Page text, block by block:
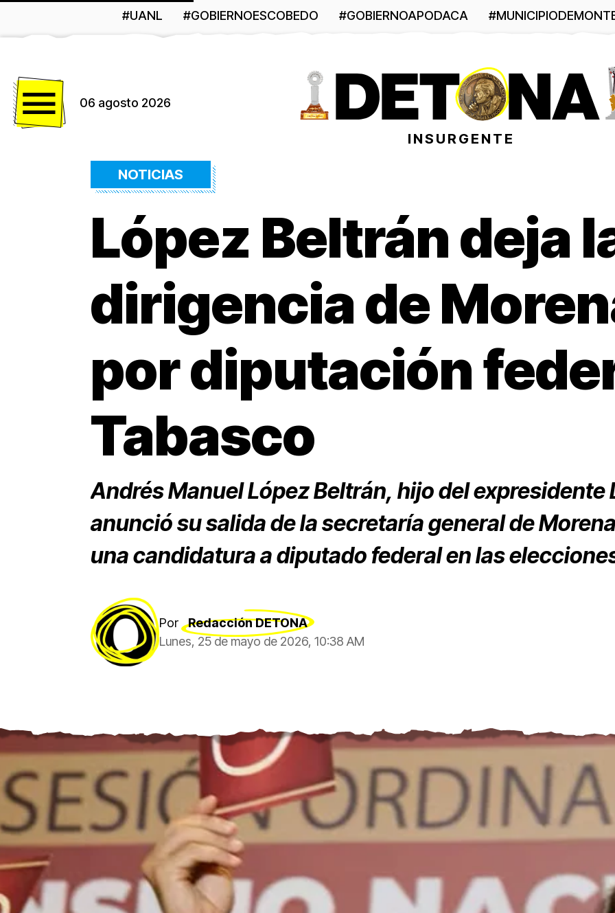
#UANL #GOBIERNOESCOBEDO #GOBIERNOAPODACA
06 agosto 2026
INSURGENTE
NOTICIAS
López Beltrán deja
dirigencia de
por diputación
Tabasco
Andrés Manuel López Beltrán, hijo del expresidente
anunció su salida de la secretaría general de
una candidatura a diputado federal en las
Por
Redacción DETONA
Lunes, 25 de mayo de 2026, 10:38 AM